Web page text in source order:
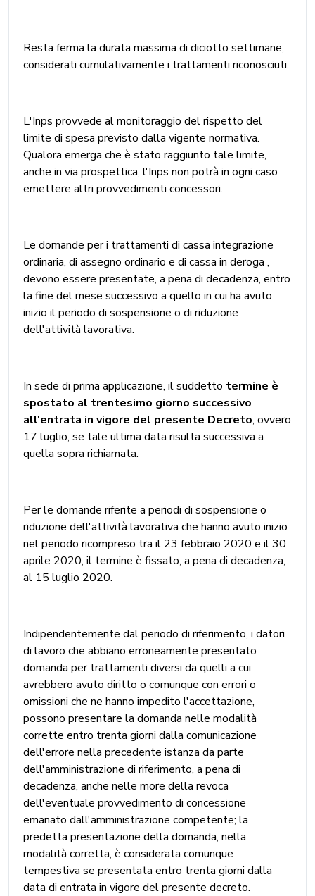
Resta ferma la durata massima di diciotto settimane,
considerati cumulativamente i trattamenti riconosciuti.
L'Inps provvede al monitoraggio del rispetto del
limite di spesa previsto dalla vigente normativa.
Qualora emerga che è stato raggiunto tale limite,
anche in via prospettica, l'Inps non potrà in ogni caso
emettere altri provvedimenti concessori.
Le domande per i trattamenti di cassa integrazione
ordinaria, di assegno ordinario e di cassa in deroga ,
devono essere presentate, a pena di decadenza, entro
la fine del mese successivo a quello in cui ha avuto
inizio il periodo di sospensione o di riduzione
dell'attività lavorativa.
In sede di prima applicazione, il suddetto termine è
spostato al trentesimo giorno successivo
all'entrata in vigore del presente Decreto, ovvero
17 luglio, se tale ultima data risulta successiva a
quella sopra richiamata.
Per le domande riferite a periodi di sospensione o
riduzione dell'attività lavorativa che hanno avuto inizio
nel periodo ricompreso tra il 23 febbraio 2020 e il 30
aprile 2020, il termine è fissato, a pena di decadenza,
al 15 luglio 2020.
Indipendentemente dal periodo di riferimento, i datori
di lavoro che abbiano erroneamente presentato
domanda per trattamenti diversi da quelli a cui
avrebbero avuto diritto o comunque con errori o
omissioni che ne hanno impedito l'accettazione,
possono presentare la domanda nelle modalità
corrette entro trenta giorni dalla comunicazione
dell'errore nella precedente istanza da parte
dell'amministrazione di riferimento, a pena di
decadenza, anche nelle more della revoca
dell'eventuale provvedimento di concessione
emanato dall'amministrazione competente; la
predetta presentazione della domanda, nella
modalità corretta, è considerata comunque
tempestiva se presentata entro trenta giorni dalla
data di entrata in vigore del presente decreto.